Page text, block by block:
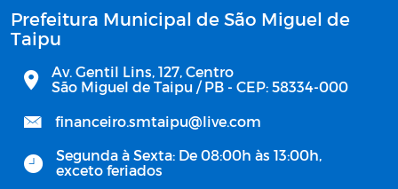
Prefeitura Municipal de São Miguel de
Taipu
Av. Gentil Lins, 127, Centro
São Miguel de Taipu / PB - CEP: 58334-000
financeiro.smtaipu@live.com
Segunda à Sexta: De 08:00h às 13:00h,
exceto feriados